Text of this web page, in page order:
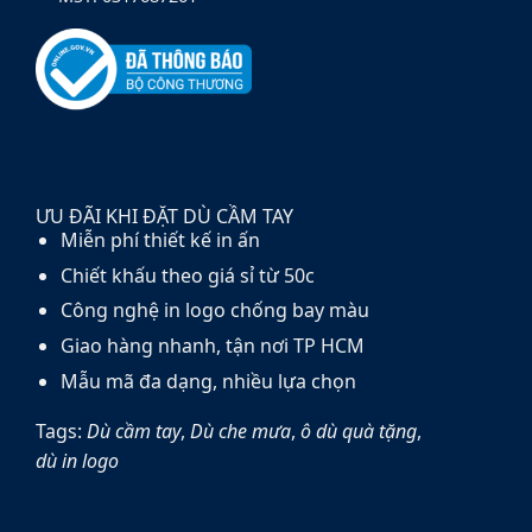
ƯU ĐÃI KHI ĐẶT DÙ CẦM TAY
Miễn phí thiết kế in ấn
Chiết khấu theo giá sỉ từ 50c
Công nghệ in logo chống bay màu
Giao hàng nhanh, tận nơi TP HCM
Mẫu mã đa dạng, nhiều lựa chọn
Tags: Dù cầm tay, Dù che mưa, ô dù quà tặng,
dù in logo